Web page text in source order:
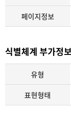
페이지정보
식별체계 부가정보
유형
표현형태